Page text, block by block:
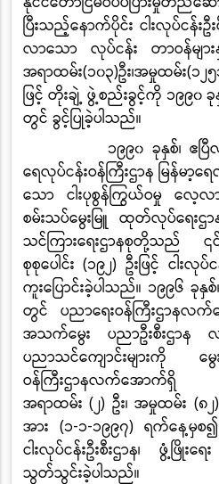
ပြီးသည့်နောက်ပိုင်း ငါးလုပ်ငန်းဦ
လာသော လုပ်ငန်း တာဝန်မျာ
အရာထမ်း(၁၀၃)ဦး၊အမှုထမ်း(၁၂
ဖြင့် တိုးချဲ့ ဖွဲ့စည်းခွင့်ကို ၁၉၉၀ ခု
တွင် ခွင့်ပြုခဲ့ပါသည်။
၁၉၉၀ ခုနှစ်၊ ဧပ
ရေလုပ်ငန်းဝန်ကြီးဌာန မြန်မ
သော ငါးပုစွန်ကြွယ်ဝမှု လေ့လ
စမ်းသပ်မွေးမြူ ထုတ်လုပ်ရေးဌ
သင်ကြားရေးဌာနစုတို့သည်
စုစုပေါင်း(၁၉၂) ဦးဖြင့် ငါးလု
ကူးပြောင်းခဲ့ပါသည်။ ၁၉၉၆ ခု
တွင် ပညာရေးဝန်ကြီးဌာနလ
အသက်မွေး ပညာဦးစီးဌာန
ပညာသင်ကျောင်းများကို မွ
ဝန်ကြီးဌာနလက်အောက်ရှိ င
အရာထမ်း( ၂) ဦး၊ အမှုထမ်း (၈၂
အား (၁-၁-၁၉၉၇) ရက်နေ့မှစ၍
ငါးလုပ်ငန်းဦးစီးဌာန၊ ဖွံ့ဖြို
သွတ်သွင်းခဲ့ပါသည်။